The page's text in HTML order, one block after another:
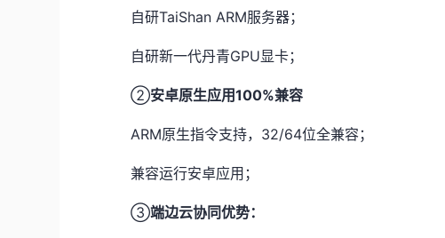
自研TaiShan ARM服务器；
自研新一代丹青GPU显卡；
②安卓原生应用100%兼容
ARM原生指令支持，32/64位全兼容；
兼容运行安卓应用；
③端边云协同优势：